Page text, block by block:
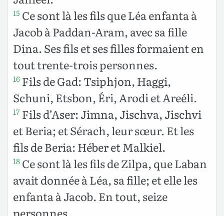
15 Ce sont là les fils que Léa enfanta à
Jacob à Paddan-Aram, avec sa fille
Dina. Ses fils et ses filles formaient en
tout trente-trois personnes.
16 Fils de Gad: Tsiphjon, Haggi,
Schuni, Etsbon, Éri, Arodi et Areéli.
17 Fils d’Aser: Jimna, Jischva, Jischvi
et Beria; et Sérach, leur sœur. Et les
fils de Beria: Héber et Malkiel.
18 Ce sont là les fils de Zilpa, que Laban
avait donnée à Léa, sa fille; et elle les
enfanta à Jacob. En tout, seize
personnes.